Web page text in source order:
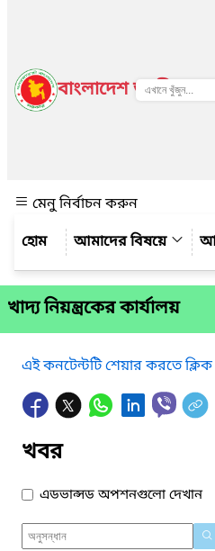
বাংলাদেশ জাতীয় তথ্য
মেনু নির্বাচন করুন
আমাদের বিষয়ে
খাদ্য নিয়ন্ত্রকের কার্যালয়
এই কনটেন্টটি শেয়ার করতে
খবর
এডভান্সড অপশনগুলো দেখান